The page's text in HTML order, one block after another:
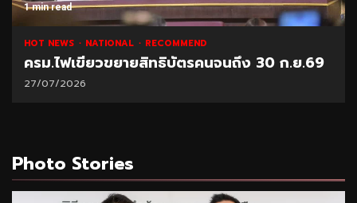
1 min read
HOT NEWS NATIONAL RECOMMEND
ครม.ไฟเขียวขยายสิทธิบัตรคนจนถึง 30 ก.ย.69
27/07/2026
Photo Stories